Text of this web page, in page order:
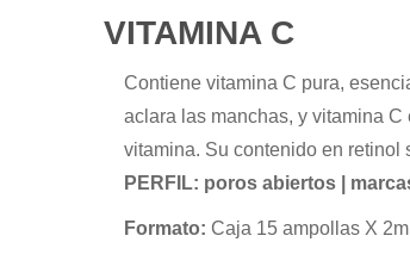
VITAMINA C
Contiene vitamina C pura,
aclara las manchas, y vitamina
vitamina. Su contenido en retinol
PERFIL: poros abiertos |
Formato: Caja 15 ampollas X